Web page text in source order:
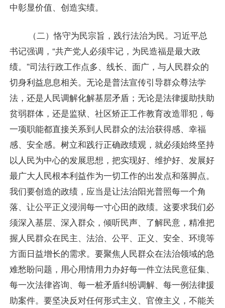
中彰显价值、创造实绩。
（二）恪守为民宗旨，践行法治为民。习近平总
书记强调，“共产党人必须牢记，为民造福是最大政
绩。”司法行政工作点多、线长、面广，与人民群众的
切身利益息息相关。无论是普法宣传引导群众尊法学
法，还是人民调解化解基层矛盾；无论是法律援助扶助
贫弱群体，还是监狱、社区矫正工作教育改造罪犯，每
一项职能都直接关系到人民群众的法治获得感、幸福
感、安全感。树立和践行正确政绩观，就必须始终坚持
以人民为中心的发展思想，把实现好、维护好、发展好
最广大人民根本利益作为一切工作的出发点和落脚点。
我们要创造的政绩，应当是让法治阳光普照每一个角
落、让公平正义浸润每一寸心田的政绩。这要求我们必
须深入基层、深入群众，倾听民声、了解民意，精准把
握人民群众在民主、法治、公平、正义、安全、环境等
方面日益增长的需求。要聚焦人民群众在法治领域的急
难愁盼问题，用心用情用力办好每一件立法民意征集、
每一次法律咨询、每一桩矛盾纠纷调解、每一例法律援
助案件。要坚决反对任何形式主义、官僚主义，不能关